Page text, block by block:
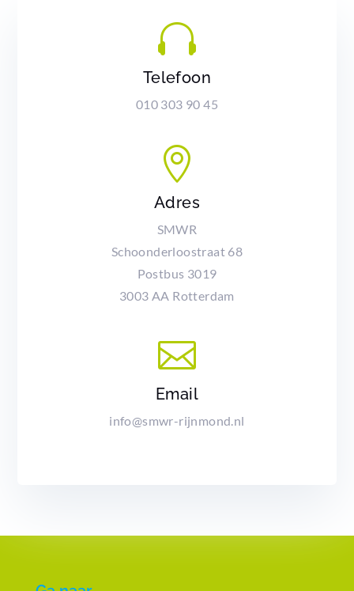

Telefoon
010 303 90 45

Adres
SMWR
Schoonderloostraat 68
Postbus 3019
3003 AA Rotterdam

Email
info@smwr-rijnmond.nl